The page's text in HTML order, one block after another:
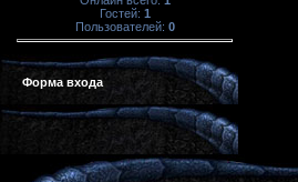
Гостей: 1
Пользователей: 0
Форма входа